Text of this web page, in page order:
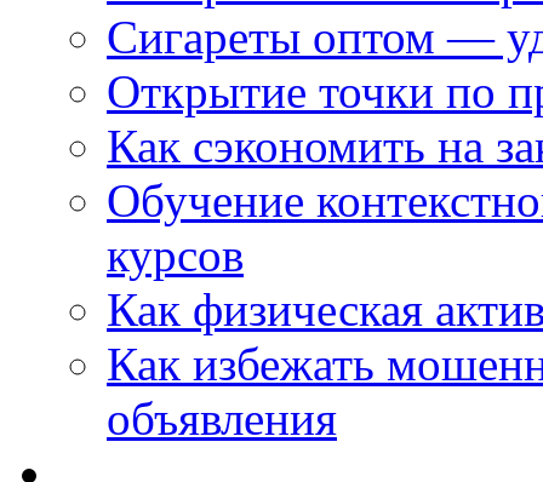
Сигареты оптом —
Открытие точки по
Как сэкономить на
Обучение
курсов
Как физическая
Как избежать
объявления